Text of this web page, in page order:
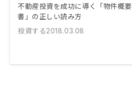
不動産投資を成功に導く「物件概要
書」の正しい読み方
投資する2018.03.08